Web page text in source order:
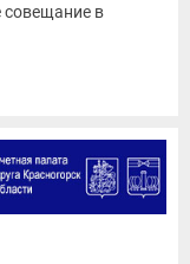
совещание в